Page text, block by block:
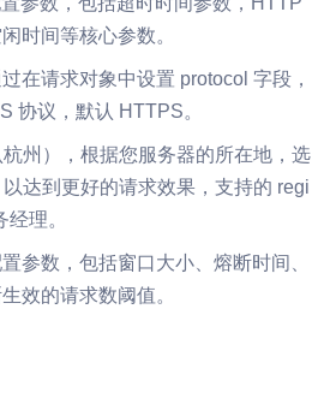
时间等核心参数。
在请求对象中设置 protocol 字段，
协议，默认 HTTPS。
州），根据您服务器的所在地，选
达到更好的请求效果，支持的 regi
理。
参数，包括窗口大小、熔断时间、
效的请求数阈值。